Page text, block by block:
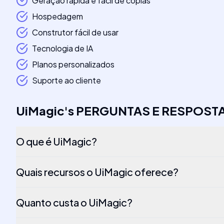
Hospedagem
Construtor fácil de usar
Tecnologia de IA
Planos personalizados
Suporte ao cliente
UiMagic's PERGUNTAS E
O que é UiMagic?
Quais recursos o UiMagic oferece?
Quanto custa o UiMagic?